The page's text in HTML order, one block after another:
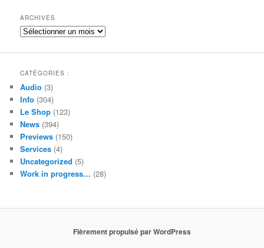
h
e
ARCHIVES
Archives
CATÉGORIES :
Audio (3)
Info (304)
Le Shop (123)
News (394)
Previews (150)
Services (4)
Uncategorized (5)
Work in progress… (28)
Fièrement propulsé par WordPress